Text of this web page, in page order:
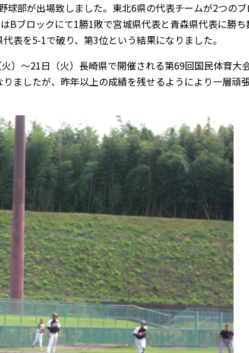
球部が出場致しました。東北6県の代表チームが2つの
ブロックにて1勝1敗で宮城県代表と青森県代表に勝
表を5-1で破り、第3位という結果になりました。
）～21日（火）長崎県で開催される第69回国民体育大
ましたが、昨年以上の成績を残せるようにより一層頑